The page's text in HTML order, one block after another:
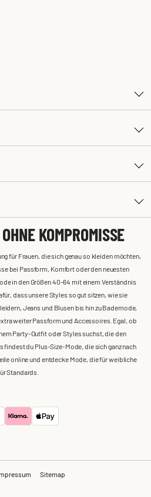
KOMPROMISSE
für Frauen, die sich genau so kleiden möchten,
bei Passform, Komfort oder den neuesten
in den Größen 40-64 mit einem Verständnis
dass unsere Styles so gut sitzen, wie sie
Jeans und Blusen bis hin zu Bademode,
weiter Passform und Accessoires. Egal, ob
Party-Outfit oder Styles suchst, die den
findest du Plus-Size-Mode, die sich ganz nach
online und entdecke Mode, die für weibliche
Standards.
Sitemap